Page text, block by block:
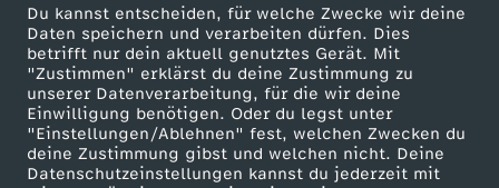
Du kannst entscheiden, für welche Zwecke wir deine
Daten speichern und verarbeiten dürfen. Dies
betrifft nur dein aktuell genutztes Gerät. Mit
"Zustimmen" erklärst du deine Zustimmung zu
unserer Datenverarbeitung, für die wir deine
Einwilligung benötigen. Oder du legst unter
"Einstellungen/Ablehnen" fest, welchen Zwecken du
deine Zustimmung gibst und welchen nicht. Deine
Datenschutzeinstellungen kannst du jederzeit mit
Die Rezepte vom 3. Februar 2026
Herunterladen
475 KB (PDF)
Die Rezepte vom 2. Februar 2026
Herunterladen
635 KB (PDF)